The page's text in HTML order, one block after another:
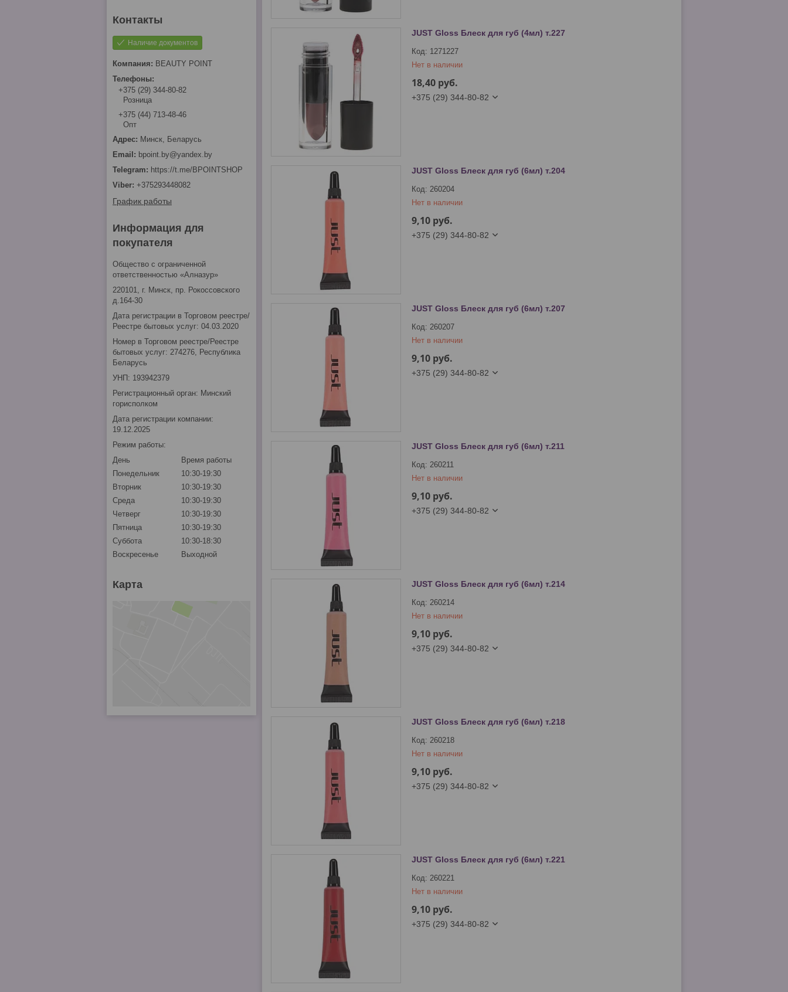
JUST Gloss Блеск для губ (4мл) т.227
1271227
Нет в наличии
18,40 руб.
+375 (29) 344-80-82
JUST Gloss Блеск для губ (6мл) т.204
260204
Нет в наличии
9,10 руб.
+375 (29) 344-80-82
JUST Gloss Блеск для губ (6мл) т.207
260207
Нет в наличии
9,10 руб.
+375 (29) 344-80-82
JUST Gloss Блеск для губ (6мл) т.211
260211
Нет в наличии
9,10 руб.
+375 (29) 344-80-82
JUST Gloss Блеск для губ (6мл) т.214
260214
Нет в наличии
9,10 руб.
+375 (29) 344-80-82
JUST Gloss Блеск для губ (6мл) т.218
260218
Нет в наличии
9,10 руб.
+375 (29) 344-80-82
JUST Gloss Блеск для губ (6мл) т.221
260221
Нет в наличии
9,10 руб.
+375 (29) 344-80-82
Наличие документов
BEAUTY POINT
+375 (29) 344-80-82
Розница
+375 (44) 713-48-46
Опт
Минск, Беларусь
bpoint.by@yandex.by
https://t.me/BPOINTSHOP
+375293448082
График работы
Информация для
покупателя
Общество с ограниченной
ответственностью «Алназур»
220101, г. Минск, пр. Рокоссовского
д.164-30
Дата регистрации в Торговом реестре/
Реестре бытовых услуг: 04.03.2020
Номер в Торговом реестре/Реестре
бытовых услуг: 274276, Республика
Беларусь
УНП: 193942379
Регистрационный орган: Минский
горисполком
Дата регистрации компании:
19.12.2025
Режим работы:
День
Время работы
Понедельник
10:30-19:30
Вторник
10:30-19:30
Среда
10:30-19:30
Четверг
10:30-19:30
Пятница
10:30-19:30
Суббота
10:30-18:30
Воскресенье
Выходной
Карта